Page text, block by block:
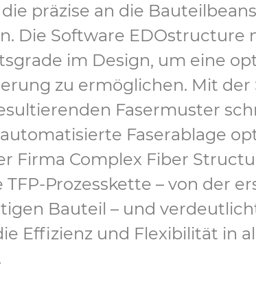
präzise an die
Die Software EDOstructure
im Design, um eine
zu ermöglichen. Mit der
Fasermuster
Faserablage
Firma Complex Fiber
Prozesskette – von der
Bauteil – und
Effizienz und Flexibilität in